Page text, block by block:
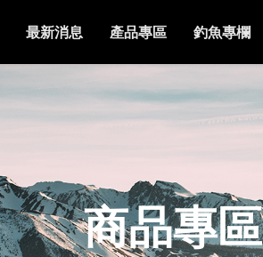
最新消息 產品專區 釣魚專欄
商品專區